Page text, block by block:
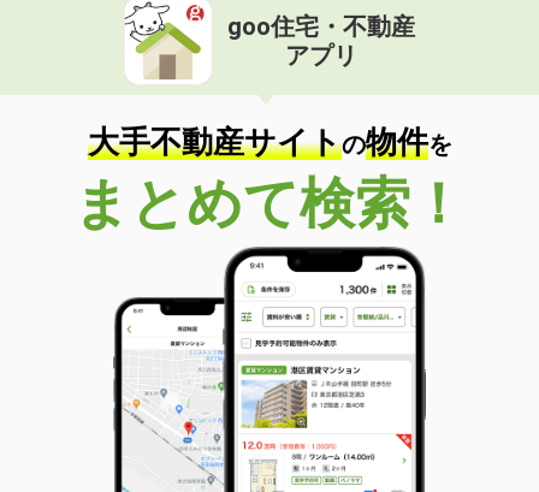
goo住宅・不動産
アプリ
大手不動産サイトの物件を
まとめて検索！